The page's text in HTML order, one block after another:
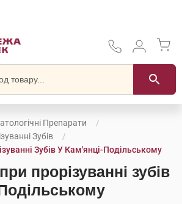
Препарати
Зубів
Зубів У Кам'янці-Подільському
прорізуванні зубів